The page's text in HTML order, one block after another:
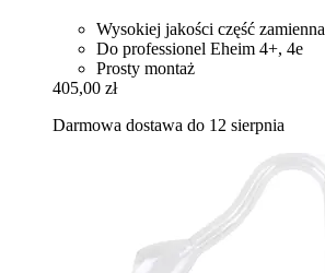
Wysokiej jakości część zamienna
Do professionel Eheim 4+, 4e
Prosty montaż
405,00 zł
Darmowa dostawa do 12 sierpnia